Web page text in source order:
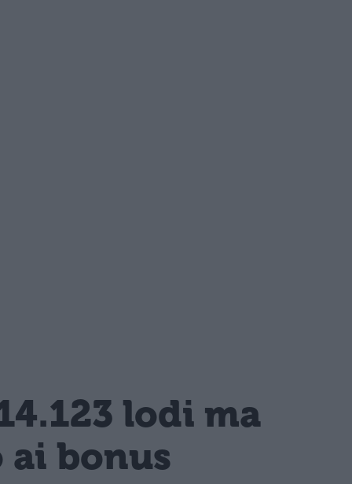
lodi ma
ai bonus